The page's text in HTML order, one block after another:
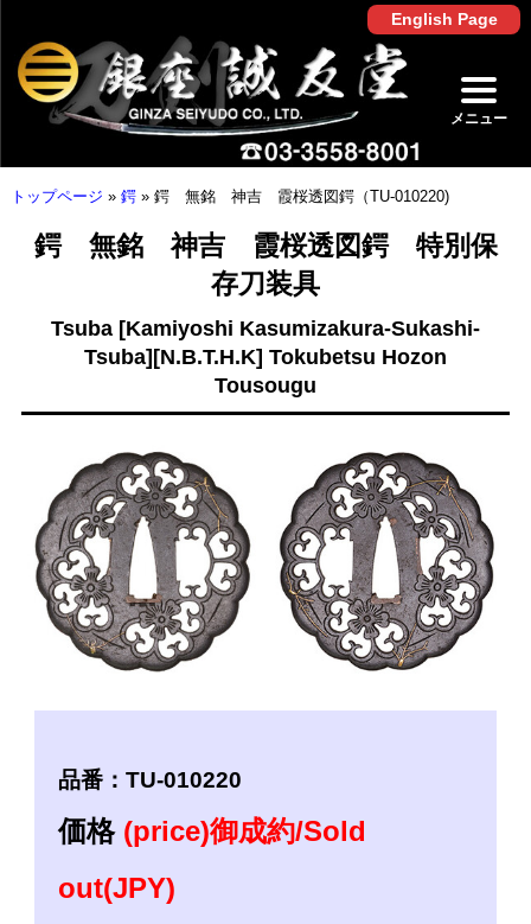
English Page
メニュー
トップページ » 鍔» 鍔 無銘 神吉 霞桜透図鍔（TU-010220)
鍔 無銘 神吉 霞桜透図鍔 特別保
存刀装具
Tsuba [Kamiyoshi Kasumizakura-Sukashi-
Tsuba][N.B.T.H.K] Tokubetsu Hozon
Tousougu
品番：TU-010220
価格 (price)御成約/Sold
out(JPY)